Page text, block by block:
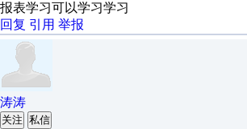
报表学习可以学习学习
回复 引用 举报
涛涛
关注 私信